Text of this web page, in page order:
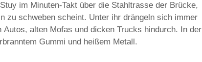
im Minuten-Takt über die Stahltrasse der Brücke,
zu schweben scheint. Unter ihr drängeln sich immer
alten Mofas und dicken Trucks hindurch. In der
Gummi und heißem Metall.